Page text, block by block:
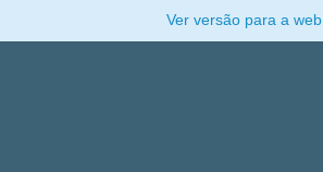
Ver versão para a web